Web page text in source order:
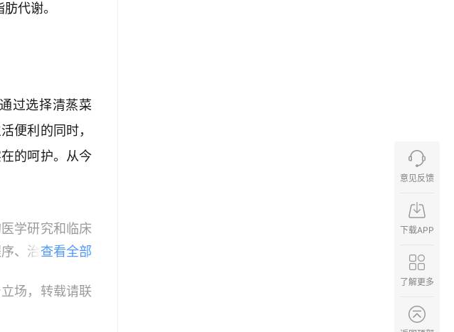
肪代谢。
过选择清蒸菜
便利的同时，
的呵护。从今
学研究和临床
、治疗方案或
查看全部
场，转载请联
意见反馈
下载APP
了解更多